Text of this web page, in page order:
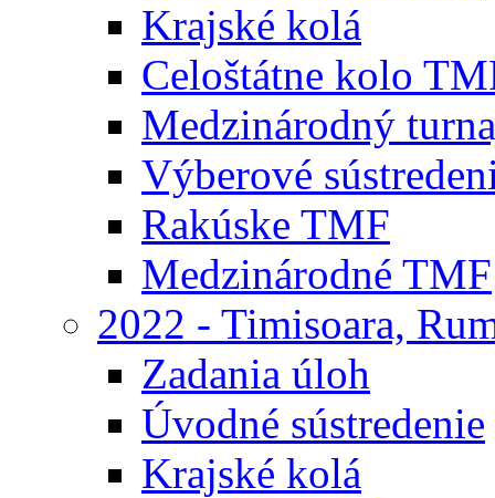
Krajské kolá
Celoštátne kolo
Medzinárodný
Výberové
Rakúske TMF
Medzinárodné TMF
2022 - Timisoara,
Zadania úloh
Úvodné sústredenie
Krajské kolá